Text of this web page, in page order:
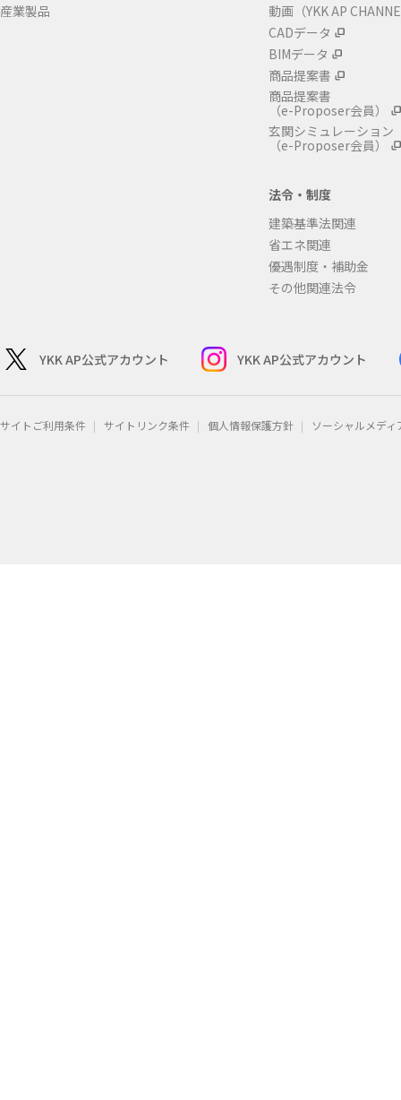
産業製品
動画（YKK AP
CADデータ
BIMデータ
商品提案書
商品提案書
（e-Proposer会員）
玄関シミュレーション
（e-Proposer会員）
法令・制度
建築基準法関連
省エネ関連
優遇制度・補助金
その他関連法令
YKK AP公式アカウント YKK AP公式アカウント
サイトご利用条件 サイトリンク条件 個人情報保護方針 ソーシャルメデ